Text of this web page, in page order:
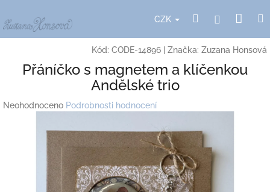
na
obsah
CZK HledatPřihlášení
Kód: CODE-14896 Značka: Zuzana Honsová
Přáníčko s magnetem a klíčenkou
Andělské trio
Průměrné
Neohodnoceno Podrobnosti hodnocení